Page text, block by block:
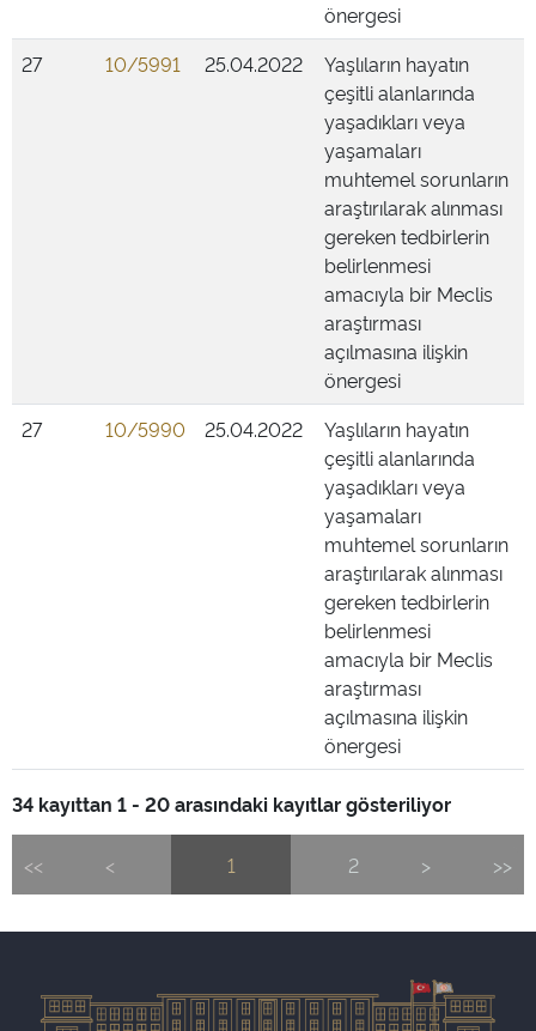
önergesi
27
10/5991 25.04.2022
Yaşlıların hayatın
çeşitli alanlarında
yaşadıkları veya
yaşamaları
muhtemel sorunların
araştırılarak alınması
gereken tedbirlerin
belirlenmesi
amacıyla bir Meclis
araştırması
açılmasına ilişkin
önergesi
27
10/5990 25.04.2022
Yaşlıların hayatın
çeşitli alanlarında
yaşadıkları veya
yaşamaları
muhtemel sorunların
araştırılarak alınması
gereken tedbirlerin
belirlenmesi
amacıyla bir Meclis
araştırması
açılmasına ilişkin
önergesi
34 kayıttan 1 - 20 arasındaki kayıtlar gösteriliyor
<< < 1 2 > >>